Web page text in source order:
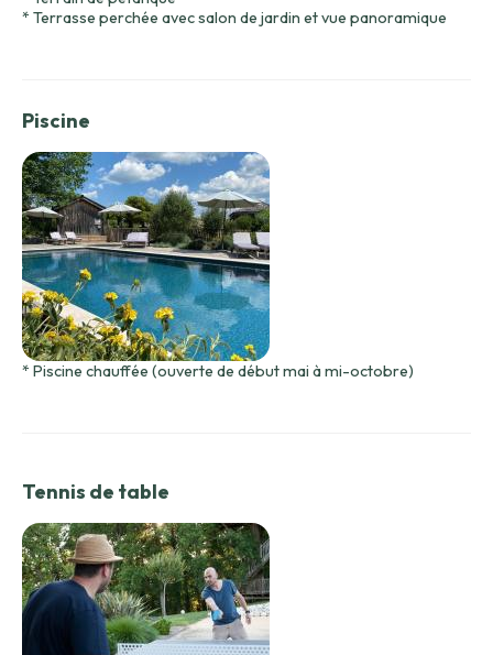
* Terrasse perchée avec salon de jardin et vue panoramique
Piscine
* Piscine chauffée (ouverte de début mai à mi-octobre)
Tennis de table